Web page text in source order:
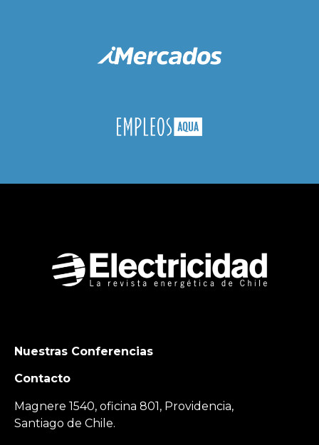
Nuestras Conferencias
Contacto
Magnere 1540, oficina 801, Providencia,
Santiago de Chile.